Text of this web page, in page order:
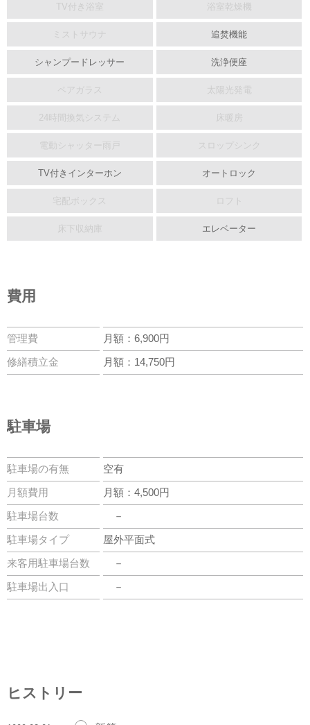
TV付き浴室 浴室乾燥機
ミストサウナ 追焚機能
シャンプードレッサー 洗浄便座
ペアガラス 太陽光発電
24時間換気システム 床暖房
電動シャッター雨戸 スロップシンク
TV付きインターホン オートロック
宅配ボックス ロフト
床下収納庫 エレベーター
費用
管理費 月額：6,900円
修繕積立金 月額：14,750円
駐車場
駐車場の有無 空有
月額費用 月額：4,500円
駐車場台数 －
駐車場タイプ 屋外平面式
来客用駐車場台数 －
駐車場出入口 －
ヒストリー